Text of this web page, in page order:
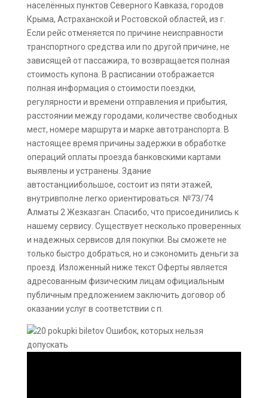
населённых пунктов Северного Кавказа, городов
Крыма, Астраханской и Ростовской областей, из г.
Если рейс отменяется по причине неисправности
транспортного средства или по другой причине, не
зависящей от пассажира, то возвращается полная
стоимость купона. В расписании отображается
полная информация о стоимости поездки,
регулярности и времени отправления и прибытия,
расстоянии между городами, количестве свободных
мест, номере маршрута и марке автотранспорта. В
настоящее время причины задержки в обработке
операций оплаты проезда банковскими картами
выявлены и устранены. Здание
автостанциибольшое, состоит из пяти этажей,
внутривполне легко ориентироваться. №73/74
Алматы 2 Жезказган. Спасибо, что присоединились к
нашему сервису. Существует несколько проверенных
и надежных сервисов для покупки. Вы сможете не
только быстро добраться, но и сэкономить деньги за
проезд. Изложенный ниже текст Оферты является
адресованным физическим лицам официальным
публичным предложением заключить договор об
оказании услуг в соответствии с п.